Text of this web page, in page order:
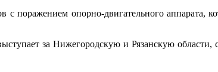
поражением опорно-двигательного аппарата,
за Нижегородскую и Рязанскую области,